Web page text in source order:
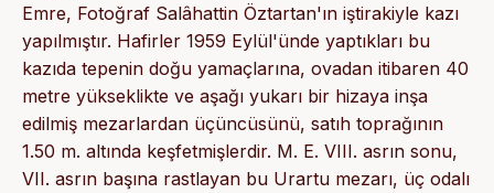
Emre, Fotoğraf Salâhattin Öztartan'ın iştirakiyle kazı
yapılmıştır. Hafirler 1959 Eylül'ünde yaptıkları bu
kazıda tepenin doğu yamaçlarına, ovadan itibaren 40
metre yükseklikte ve aşağı yukarı bir hizaya inşa
edilmiş mezarlardan üçüncüsünü, satıh toprağının
1.50 m. altında keşfetmişlerdir. M. E. VIII. asrın sonu,
VII. asrın başına rastlayan bu Urartu mezarı, üç odalı